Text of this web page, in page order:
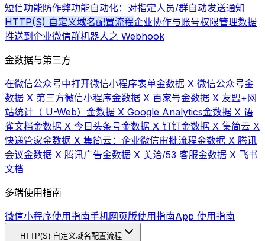
短信功能防作弊功能自动化：对指定人员/群自动发送通知
HTTP(S) 自定义域名配置流程企业协作与账号权限管理数据
推送到企业微信群机器人之 Webhook
金数据与第三方
在微信公众号中打开微信小程序表单金数据 X 微信公众号金
数据 X 第三方微信小程序金数据 X 百家号金数据 X 友盟+网
站统计（ U-Web） 金数据 X Google Analytics金数据 X 语
雀文档金数据 X 今日头条号金数据 X 钉钉金数据 X 集简云 X
快递管家金数据 X 集简云：企业微信审批流程金数据 X 腾讯
会议金数据 X 腾讯广告金数据 X 美洽/53 客服金数据 X 飞书
文档
多端使用指南
微信小程序使用指南手机网页版使用指南App 使用指南
HTTP(S) 自定义域名配置流程